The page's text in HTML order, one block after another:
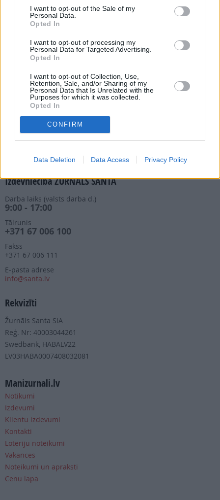
I want to opt-out of the Sale of my
Personal Data.
Opted In
I want to opt-out of processing my
Personal Data for Targeted Advertising.
Opted In
I want to opt-out of Collection, Use,
Retention, Sale, and/or Sharing of my
Personal Data that Is Unrelated with the
Purposes for which it was collected.
Opted In
CONFIRM
Data Deletion Data Access Privacy Policy
Abonēšanas nodaļa
9:00 - 17:00
Tālrunis
+371 67 006 114
Abonementu noformēšana
manizurnali@santa.lv
Piegādes kvalitāte un
abone@santa.lv
Izdevniecība ŽURNĀLS SANTA
Darba laiks (valsts darba d.)
9:00 - 17:00
Tālrunis
+371 67 006 100
Fakss
+371 67 006 111
E-pasta adrese
info@santa.lv
Rekvizīti
Žurnāls Santa SIA
Reģ. Nr: 40003044261
Swedbank, HABALV22
LV03HABA0007408032081
Manizurnali.lv
Notikumi
Izdevumi
Klientu izdevumi
Kontakti
Loteriju noteikumi
Vakances
Noteikumi un apraksti
Cenu lapa